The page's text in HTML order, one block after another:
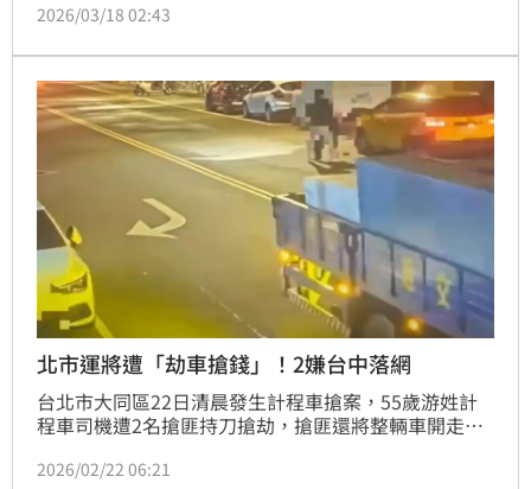
畫依照「死亡名單」再獵殺另外3名機長。落網後他竟
徑令人毛骨悚然。
2026/03/18 02:43
北市運將遭「劫車搶錢」！2嫌台中落網
台北市大同區22日清晨發生計程車搶案，55歲游姓計
程車司機遭2名搶匪持刀搶劫，搶匪還將整輛車開走。
家網咖逮捕林姓、王姓2名嫌犯，全案移請士林地檢署
2026/02/22 06:21